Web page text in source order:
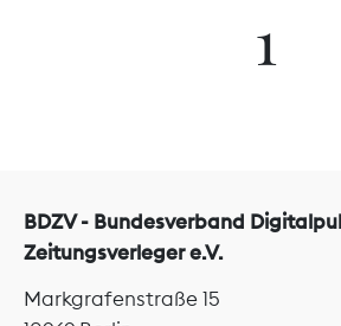
1
BDZV - Bundesverband
Zeitungsverleger e.V.
Markgrafenstraße 15